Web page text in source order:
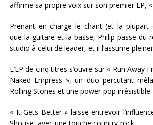
affirme sa propre voix sur son premier EP, «
Prenant en charge le chant (et la
que la guitare et la basse, Philip passe du
studio à celui de leader, et il l’assume
L’EP de cinq titres s’ouvre sur « Run Away
Naked Empress », un duo percutant
Rolling Stones et une power-pop irrésistible.
« It Gets Better » laisse entrevoir